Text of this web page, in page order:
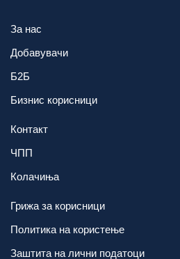
За нас
Добавувачи
Б2Б
Бизнис корисници
Контакт
ЧПП
Колачиња
Грижа за корисници
Политика на користење
Заштита на лични податоци